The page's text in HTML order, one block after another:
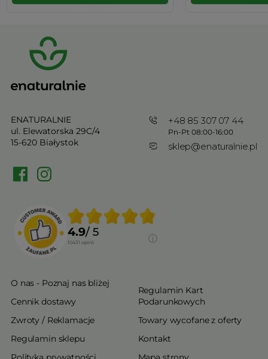
ENATURALNIE
ul. Elewatorska 29C/4
15-620 Białystok
+48 85 307 07 44
Pn-Pt 08:00-16:00
sklep@enaturalnie.pl
4.9/ 5
10431 opinii
O nas - Poznaj nas bliżej
Cennik dostawy
Zwroty / Reklamacje
Regulamin sklepu
Regulamin Kart
Podarunkowych
Towary wycofane z oferty
Kontakt